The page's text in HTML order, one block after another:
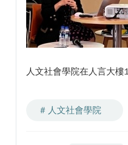
人文社會學院在人言大樓
# 人文社會學院